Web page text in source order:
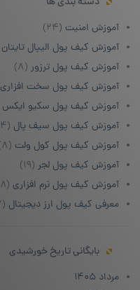
آموزش امنیت (۲۴)
آموزش کیف پول الیپال تایتان
آموزش کیف پول ترزور (۸)
آموزش کیف پول سخت افزاری
آموزش کیف پول سکیو ایکس
آموزش کیف پول سیف پال (۴)
آموزش کیف پول کول ولت (۸)
آموزش کیف پول لجر (۱۹)
آموزش کیف پول نرم افزاری (۷۸)
معرفی کیف پول ارز دیجیتال (۲۷)
بایگانی تاریخ خورشیدی
مرداد ۱۴۰۵